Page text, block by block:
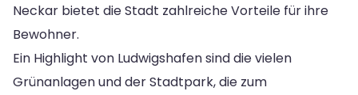
Neckar bietet die Stadt zahlreiche Vorteile für ihre
Bewohner.
Ein Highlight von Ludwigshafen sind die vielen
Grünanlagen und der Stadtpark, die zum